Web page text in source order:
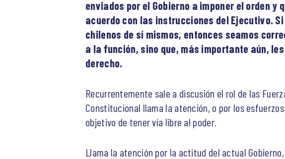
enviados por el Gobierno a imponer el orden
acuerdo con las instrucciones del Ejecutivo.
chilenos de sí mismos, entonces seamos
a la función, sino que, más importante aún,
derecho.
Recurrentemente sale a discusión el rol de las
Constitucional llama la atención, o por los
objetivo de tener vía libre al poder.
Llama la atención por la actitud del actual